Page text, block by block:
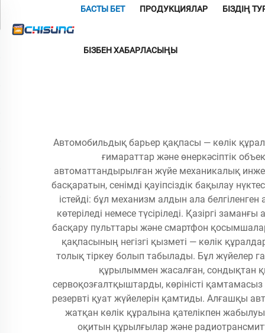
БАСТЫ БЕТ ПРОДУКЦИЯЛАР БІЗДІҢ
БІЗБЕН ХАБАРЛАСЫҢЫ
Автомобильдық барьер қақпасы — көлік
ғимараттар және өнеркәсіптік
автоматтандырылған жүйе механикалық
басқаратын, сенімді қауіпсіздік бақылау
істейді: бұл механизм алдын ала
көтеріледі немесе түсіріледі. Қазіргі
басқару пульттары және смартфон
қақпасының негізгі қызметі — көлік
толық тіркеу болып табылады. Бұл жүйелер
құрылыммен жасалған, сондықтан
сервоқозғалтқыштарды, көріністі
резервті қуат жүйелерін қамтиды. Алғашқы
жатқан көлік құралына қателікпен
оқитын құрылғылар және